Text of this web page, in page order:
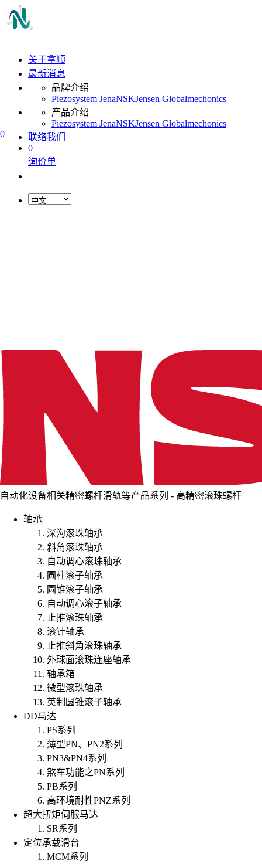
0
关于拿顺
最新消息
品牌介绍
Piezosystem JenaNSKJensen Globalmechonics
产品介绍
Piezosystem JenaNSKJensen Globalmechonics
联络我们
0
询价单
自动化设备相关精密螺杆滑轨等产品系列 - 高精密滚珠螺杆
轴承
深沟滚珠轴承
斜角滚珠轴承
自动调心滚珠轴承
圆柱滚子轴承
圆锥滚子轴承
自动调心滚子轴承
止推滚珠轴承
滚针轴承
止推斜角滚珠轴承
外球面滚珠连座轴承
轴承箱
微型滚珠轴承
英制圆锥滚子轴承
DD马达
PS系列
薄型PN、PN2系列
PN3&PN4系列
煞车功能之PN系列
PB系列
高环境耐性PNZ系列
超大扭矩伺服马达
SR系列
定位承载滑台
MCM系列